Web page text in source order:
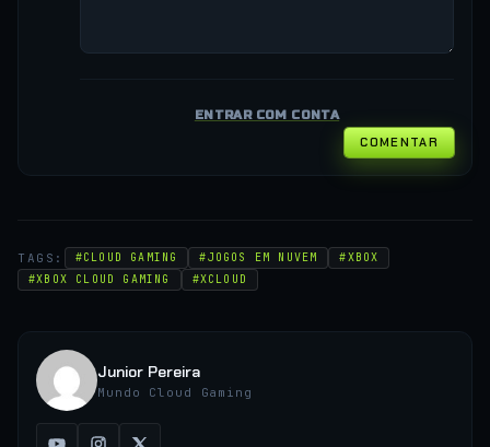
ENTRAR COM CONTA
COMENTAR
TAGS: #CLOUD GAMING #JOGOS EM NUVEM
#XBOX
#XBOX CLOUD GAMING
#XCLOUD
Junior Pereira
Mundo Cloud Gaming